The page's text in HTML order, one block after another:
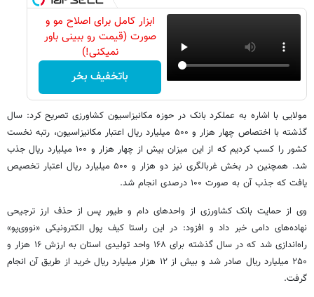
ابزار کامل برای اصلاح مو و
صورت (قیمت رو ببینی باور
نمیکنی!)
باتخفیف بخر
مولایی با اشاره به عملکرد بانک در حوزه مکانیزاسیون کشاورزی تصریح کرد: سال
گذشته با اختصاص چهار هزار و ۵۰۰ میلیارد ریال اعتبار مکانیزاسیون، رتبه نخست
کشور را کسب کردیم که از این میزان بیش از چهار هزار و ۱۰۰ میلیارد ریال جذب
شد. همچنین در بخش غربالگری نیز دو هزار و ۵۰۰ میلیارد ریال اعتبار تخصیص
یافت که جذب آن به صورت ۱۰۰ درصدی انجام شد.
وی از حمایت بانک کشاورزی از واحدهای دام و طیور پس از حذف ارز ترجیحی
نهاده‌های دامی خبر داد و افزود: در این راستا کیف پول الکترونیکی «نووی‌پو»
راه‌اندازی شد که در سال گذشته برای ۱۶۸ واحد تولیدی استان به ارزش ۱۶ هزار و
۲۵۰ میلیارد ریال صادر شد و بیش از ۱۲ هزار میلیارد ریال خرید از طریق آن انجام
گرفت.